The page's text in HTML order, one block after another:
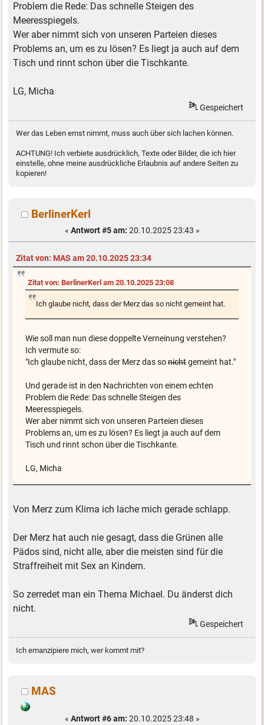
Problem die Rede: Das schnelle Steigen des
Meeresspiegels.
Wer aber nimmt sich von unseren Parteien dieses
Problems an, um es zu lösen? Es liegt ja auch auf dem
Tisch und rinnt schon über die Tischkante.
LG, Micha
Gespeichert
Wer das Leben ernst nimmt, muss auch über sich lachen können.
ACHTUNG! Ich verbiete ausdrücklich, Texte oder Bilder, die ich hier
einstelle, ohne meine ausdrückliche Erlaubnis auf andere Seiten zu
kopieren!
BerlinerKerl
« Antwort #5 am: 20.10.2025 23:43 »
Zitat von: MAS am 20.10.2025 23:34
Zitat von: BerlinerKerl am 20.10.2025 23:08
Ich glaube nicht, dass der Merz das so nicht gemeint hat.
Wie soll man nun diese doppelte Verneinung verstehen?
Ich vermute so:
"Ich glaube nicht, dass der Merz das sonichtgemeint hat."
Und gerade ist in den Nachrichten von einem echten
Problem die Rede: Das schnelle Steigen des
Meeresspiegels.
Wer aber nimmt sich von unseren Parteien dieses
Problems an, um es zu lösen? Es liegt ja auch auf dem
Tisch und rinnt schon über die Tischkante.
LG, Micha
Von Merz zum Klima ich lache mich gerade schlapp.
Der Merz hat auch nie gesagt, dass die Grünen alle
Pädos sind, nicht alle, aber die meisten sind für die
Straffreiheit mit Sex an Kindern.
So zerredet man ein Thema Michael. Du änderst dich
nicht.
Gespeichert
Ich emanzipiere mich, wer kommt mit?
MAS
« Antwort #6 am: 20.10.2025 23:48 »